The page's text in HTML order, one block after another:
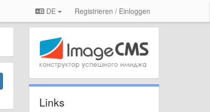
DE Registrieren / Einloggen
Links